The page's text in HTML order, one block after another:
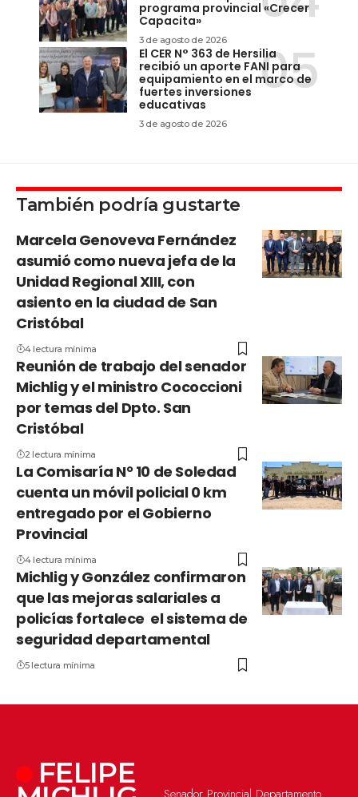
programa provincial «Crecer
Capacita»
3 de agosto de 2026
El CER N° 363 de Hersilia
recibió un aporte FANI para
equipamiento en el marco de
fuertes inversiones
educativas
3 de agosto de 2026
También podría gustarte
Marcela Genoveva Fernández
asumió como nueva jefa de la
Unidad Regional XIII, con
asiento en la ciudad de San
Cristóbal
4 lectura mínima
Reunión de trabajo del senador
Michlig y el ministro Cococcioni
por temas del Dpto. San
Cristóbal
2 lectura mínima
La Comisaría N° 10 de Soledad
cuenta un móvil policial 0 km
entregado por el Gobierno
Provincial
4 lectura mínima
Michlig y González confirmaron
que las mejoras salariales a
policías fortalece el sistema de
seguridad departamental
5 lectura mínima
FELIPE
Senador Provincial Departamento